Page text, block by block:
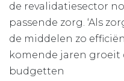
de revalidatiesector
passende zorg. ‘Als
de middelen zo
komende jaren groeit
budgetten